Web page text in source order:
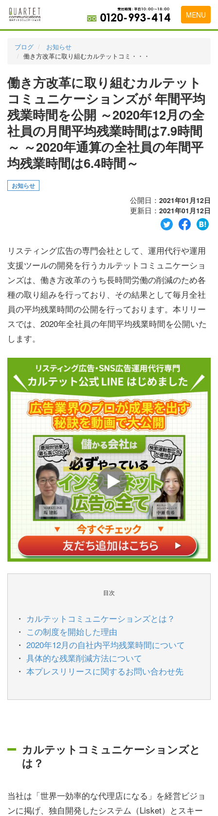
MENU
料金表
実績・お客様の声
初めて導入をお考えの方
代理店の乗り換えをお考えの方
広告代理店・HP制作会社様へ
お申し込みから運用開始までの流れ
会社概要
ブログ
お知らせ
働き方改革に取り組むカルテットコミ・・・
働き方改革に取り組むカルテット
コミュニケーションズが 年間平均
残業時間を公開 ～2020年12月の全
社員の月間平均残業時間は7.9時間
～ ～2020年通算の全社員の年間平
均残業時間は6.4時間～
お知らせ
公開日： 2021年01月12日
更新日： 2021年01月12日
リスティング広告の専門会社として、運用代行や運用
支援ツールの開発を行うカルテットコミュニケーショ
ンズは、働き方改革のうち長時間労働の削減のため各
種の取り組みを行っており、その結果として毎月全社
員の平均残業時間の公開を行っております。本リリー
スでは、 2020年全社員の年間平均残業時間を公開いた
します。
目次
カルテットコミュニケーションズとは？
この制度を開始した理由
2020年12月の自社内平均残業時間について
具体的な残業削減方法について
本プレスリリースに関するお問い合わせ先
カルテットコミュニケーションズと
は？
当社は「世界一効率的な代理店になる」を経営ビジョ
ンに掲げ、独自開発したシステム（Lisket）とスキー